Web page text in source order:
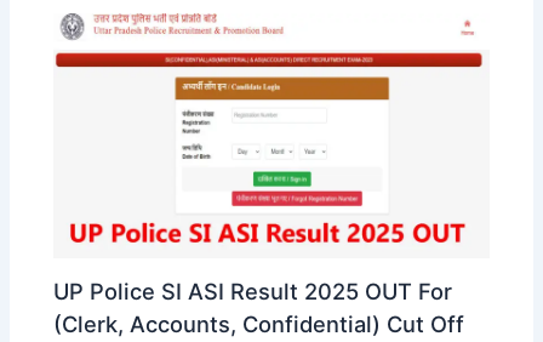
UP Police SI ASI Result 2025 OUT For
(Clerk, Accounts, Confidential) Cut Off